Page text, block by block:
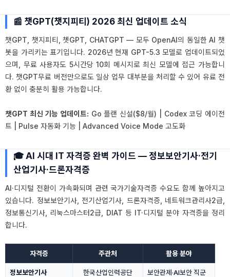
📰 챗GPT(챗지피티) 2026 최신 업데이트 소식
챗GPT, 챗지피티, 쳇GPT, CHATGPT — 모두 OpenAI의 동일한 AI 챗
봇을 가리키는 표기입니다. 2026년 현재 GPT-5.3 모델로 업데이트되었
으며, 무료 사용자도 5시간당 10회 메시지로 최신 모델에 접근 가능합니
다. 챗GPT무료 버전만으로도 일상 업무 대부분을 처리할 수 있어 유료 전
환 없이 충분히 활용 가능합니다.
챗GPT 최신 기능 업데이트: Go 플랜 신설($8/월) | Codex 코딩 에이전
트 | Pulse 자동화 기능 | Advanced Voice Mode 고도화
🎓 AI 시대 IT 자격증 완벽 가이드 — 정보보안기사·전기
산업기사·드론자격증
AI·디지털 전환이 가속화되며 관련 국가기술자격증 수요도 함께 높아지고
있습니다. 정보보안기사, 전기산업기사, 드론자격증, 네트워크관리사2급,
정보통신기사, 리눅스마스터2급, DIAT 등 IT·디지털 분야 자격증을 정리
합니다.
자격증 주관처 활용 분야
정보보안기사 한국산업인력공단 보안관제·AI보안 직군